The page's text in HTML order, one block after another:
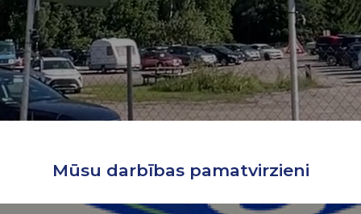
Mūsu darbības pamatvirzieni